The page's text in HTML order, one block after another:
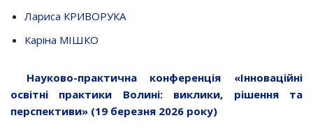
Лариса КРИВОРУКА
Каріна МІШКО
Науково-практична конференція «Інноваційні
освітні практики Волині: виклики, рішення та
перспективи» (19 березня 2026 року)